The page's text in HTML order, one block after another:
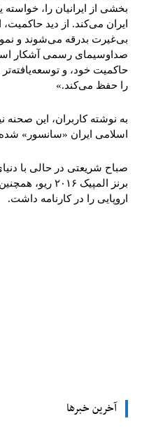
بخشی از ایرانیان را، خواسته
ایران می‌کند. از دید
بی‌غیرت بدرقه می‌شوند و
صداوسیمای رسمی آشکار
حاکمیت خود، و
را حفظ می‌کند.»
به نوشته کاربران، این
اسلامی ایران «سانسور»
صباح شریعتی در حالی با
برنز المپیک
اروپایی را در کارنامه داشت.
آخرین خبرها